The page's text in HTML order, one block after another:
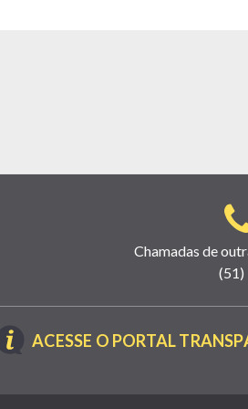
Chamadas de
(51)
ACESSE O PORTAL